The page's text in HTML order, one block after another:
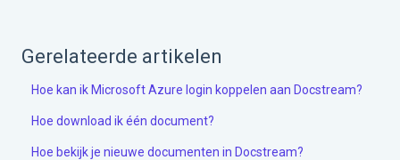
Gerelateerde artikelen
Hoe kan ik Microsoft Azure login koppelen aan Docstream?
Hoe download ik één document?
Hoe bekijk je nieuwe documenten in Docstream?